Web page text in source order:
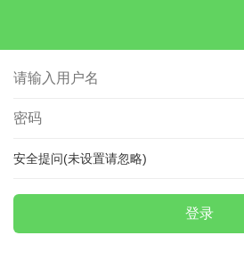
安全提问(未设置请忽略)
登录